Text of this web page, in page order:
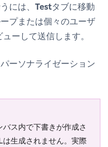
には、 Testタブに移動
プまたは個々のユーザ
ーして送信します。
ーソナライゼーション
ス内で下書きが作成さ
生成されません。実際